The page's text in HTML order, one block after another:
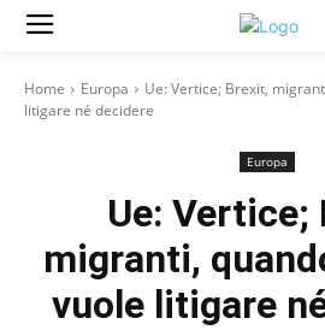
Home Europa
Ue: Vertice; Brexit,
litigare né decidere
Europa
Ue: Vertice;
migranti,
vuole litigare